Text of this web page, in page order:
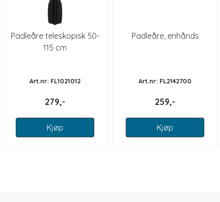
Padleåre teleskopisk 50-
115 cm
Art.nr: FL1021012
279,-
Kjøp
Padleåre, enhånds
Art.nr: FL2142700
259,-
Kjøp